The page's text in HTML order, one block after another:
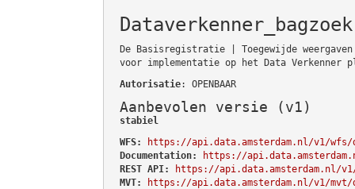
Dataverkenner_bagzoek
De Basisregistratie | Toegewijde
voor implementatie op het Data Verkenner
Autorisatie: OPENBAAR
Aanbevolen versie (v1)
stabiel
WFS:
https://api.data.amsterdam.nl/v1/wfs/
Documentation:
https://
REST API:
https://api.data.amsterdam.nl/
MVT:
https://api.data.amsterdam.nl/v1/mvt/